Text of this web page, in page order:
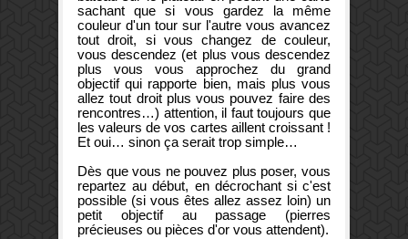
sachant que si vous gardez la même
couleur d'un tour sur l'autre vous avancez
tout droit, si vous changez de couleur,
vous descendez (et plus vous descendez
plus vous vous approchez du grand
objectif qui rapporte bien, mais plus vous
allez tout droit plus vous pouvez faire des
rencontres…) attention, il faut toujours que
les valeurs de vos cartes aillent croissant !
Et oui… sinon ça serait trop simple…
Dès que vous ne pouvez plus poser, vous
repartez au début, en décrochant si c'est
possible (si vous êtes allez assez loin) un
petit objectif au passage (pierres
précieuses ou pièces d'or vous attendent).